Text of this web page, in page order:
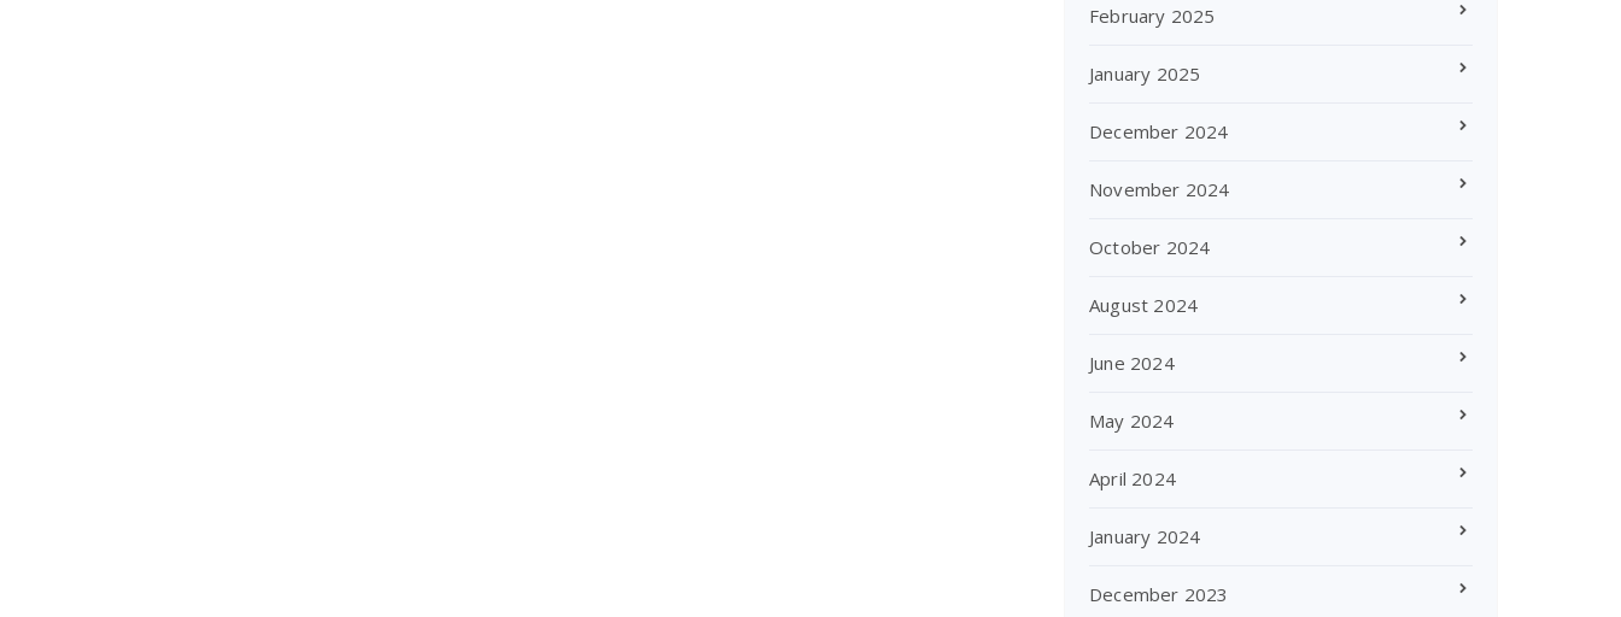
February 2025
January 2025
December 2024
November 2024
October 2024
August 2024
June 2024
May 2024
April 2024
January 2024
December 2023